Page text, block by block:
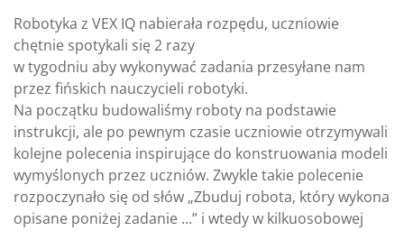
Robotyka z VEX IQ nabierała rozpędu, uczniowie
chętnie spotykali się 2 razy
w tygodniu aby wykonywać zadania przesyłane nam
przez fińskich nauczycieli robotyki.
Na początku budowaliśmy roboty na podstawie
instrukcji, ale po pewnym czasie uczniowie otrzymywali
kolejne polecenia inspirujące do konstruowania modeli
wymyślonych przez uczniów. Zwykle takie polecenie
rozpoczynało się od słów „Zbuduj robota, który wykona
opisane poniżej zadanie …” i wtedy w kilkuosobowej